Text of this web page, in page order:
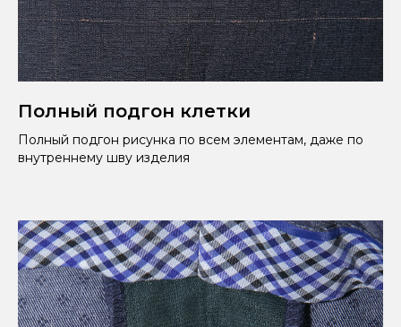
Полный подгон клетки
Полный подгон рисунка по всем элементам, даже по
внутреннему шву изделия